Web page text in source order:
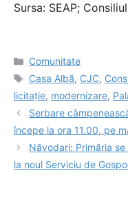
Sursa: SEAP;
Categorii
Comunitate
Etichete
Casa Albă, CJC,
licitație, modernizare,
Serbare
începe la ora 11.00, pe
Năvodari: Primăria
la noul Serviciu de